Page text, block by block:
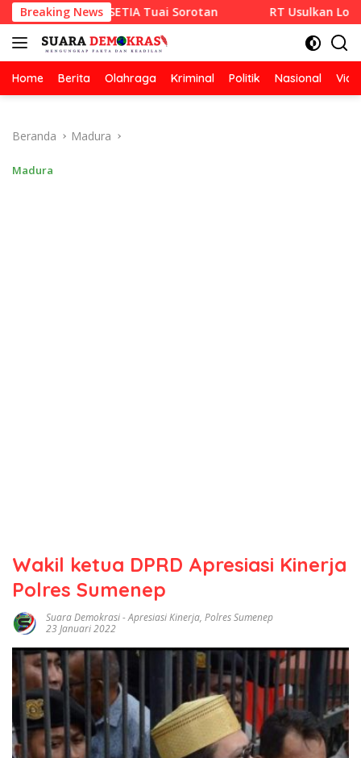
Langsung
ke
konten
Breaking News
RAZA SETIA Tuai Sorotan RT Usulkan Lomba
Home Berita Olahraga Kriminal Politik Nasional
Beranda Madura
Madura
Wakil ketua DPRD Apresiasi Kinerja
Polres Sumenep
Suara Demokrasi-Apresiasi Kinerja, Polres Sumenep
23 Januari 2022